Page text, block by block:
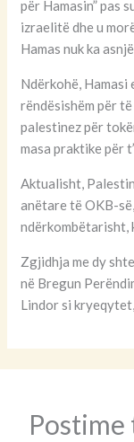
për Hamasin” pas
izraelitë dhe u
Hamas nuk ka
Ndërkohë, Hamasi
rëndësishëm për
palestinez për
masa praktike për
Aktualisht,
anëtare të OKB-
ndërkombëtarisht,
Zgjidhja me dy
në Bregun
Lindor si
Postime